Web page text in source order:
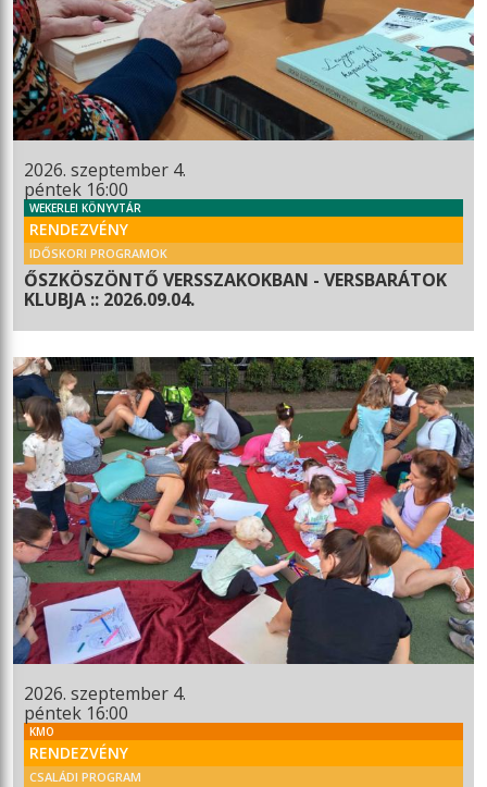
2026. szeptember 4.
péntek 16:00
WEKERLEI KÖNYVTÁR
RENDEZVÉNY
IDŐSKORI PROGRAMOK
ŐSZKÖSZÖNTŐ VERSSZAKOKBAN - VERSBARÁTOK
KLUBJA :: 2026.09.04.
2026. szeptember 4.
péntek 16:00
KMO
RENDEZVÉNY
CSALÁDI PROGRAM